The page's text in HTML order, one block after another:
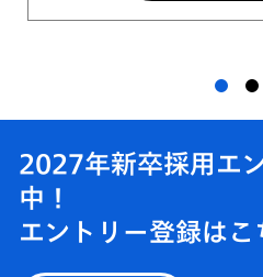
2027年新卒採用エ
中！
エントリー登録はこ